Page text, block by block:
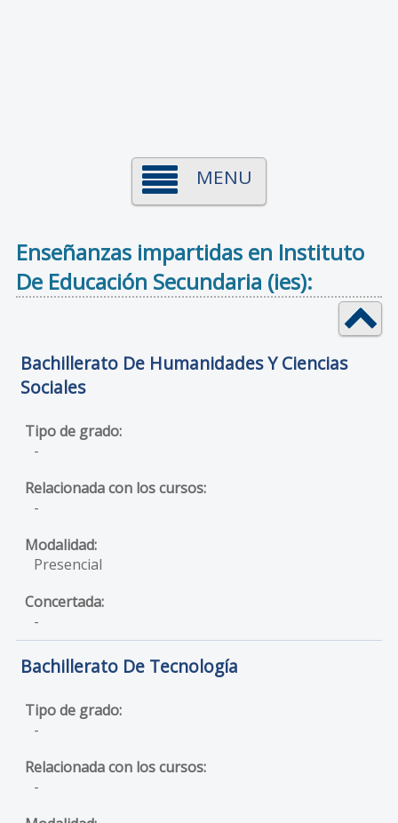
MENU
Enseñanzas impartidas en Instituto
De Educación Secundaria (ies):
Bachillerato De Humanidades Y Ciencias
Sociales
-
-
Presencial
-
Bachillerato De Tecnología
-
-